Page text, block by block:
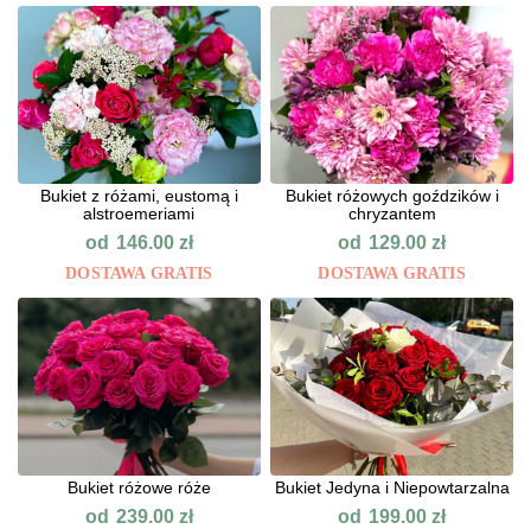
Bukiet z różami, eustomą i
alstroemeriami
od 146.00 zł
DOSTAWA GRATIS
Bukiet różowych goździków i
chryzantem
od 129.00zł
DOSTAWA GRATIS
Bukiet różowe róże
od 239.00 zł
Bukiet Jedyna i Niepowtarzalna
od 199.00zł